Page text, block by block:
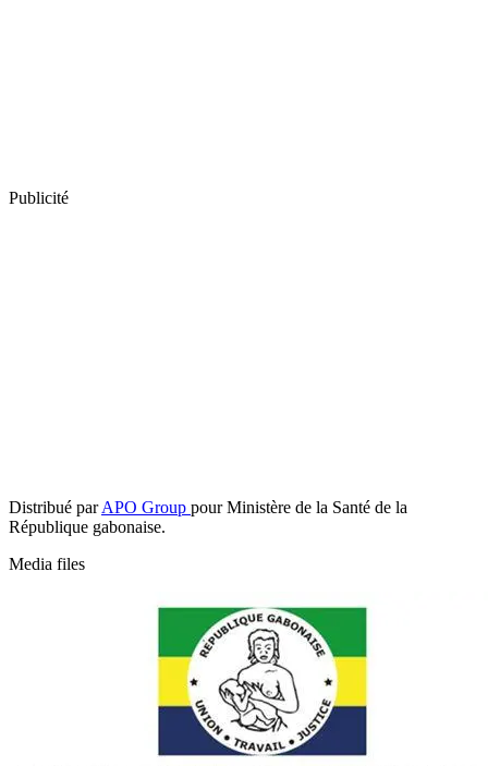
Publicité
Distribué parAPO Group pour Ministère de la Santé de la
République gabonaise.
Media files